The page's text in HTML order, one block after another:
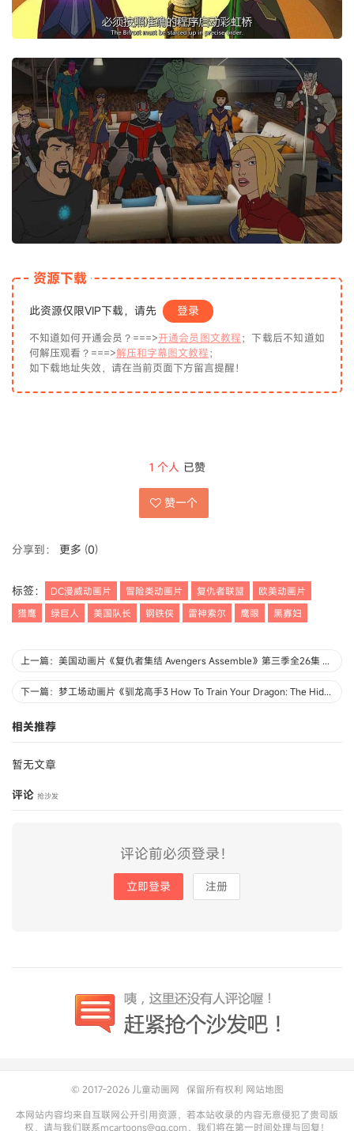
资源下载
此资源仅限VIP下载，请先 登录
不知道如何开通会员？===>开通会员图文教程；下载后不知道如
何解压观看？===>解压和字幕图文教程；
如下载地址失效，请在当前页面下方留言提醒！
1 个人 已赞
赞一个
分享到： 更多 (0)
标签： DC漫威动画片 冒险类动画片 复仇者联盟
欧美动画片
猎鹰
绿巨人 美国队长 钢铁侠 雷神索尔 鹰眼 黑寡妇
上一篇：美国动画片《复仇者集结 Avengers Assemble》第三季全26集 英语中英双字 720P/MP4/5.67G 动画片复仇者系列下载
下一篇：梦工场动画片《驯龙高手3 How To Train Your Dragon: The Hidden World 2019》 国英双语中字 1080P/MP4/2.27G 动画片驯龙高手3下载
相关推荐
暂无文章
评论 抢沙发
评论前必须登录！
立即登录 注册
© 2017-2026 儿童动画网 保留所有权利 网站地图
本网站内容均来自互联网公开引用资源，若本站收录的内容无意侵犯了贵司版
权，请与我们联系mcartoons@qq.com，我们将在第一时间处理与回复！